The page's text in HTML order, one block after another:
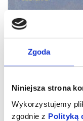
Zgoda
Niniejsza strona
Wykorzystujemy
zgodnie z Polityką